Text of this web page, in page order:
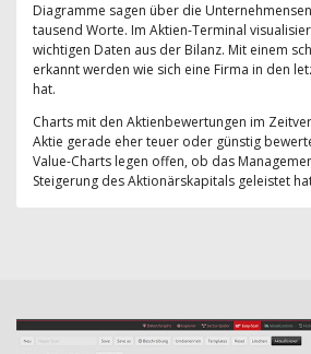
Diagramme sagen über die
tausend Worte. Im Aktien-Terminal
wichtigen Daten aus der Bilanz. Mit einem
erkannt werden wie sich eine Firma in den
hat.
Charts mit den Aktienbewertungen im
Aktie gerade eher teuer oder günstig
Value-Charts legen offen, ob das
Steigerung des Aktionärskapitals geleistet